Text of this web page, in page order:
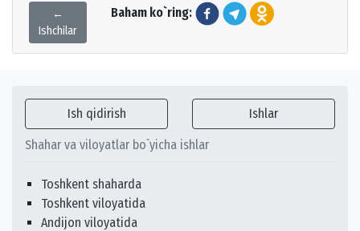
←
Ishchilar
Baham ko`ring:
Ish qidirish Ishlar
Shahar va viloyatlar bo`yicha ishlar
Toshkent shaharda
Toshkent viloyatida
Andijon viloyatida